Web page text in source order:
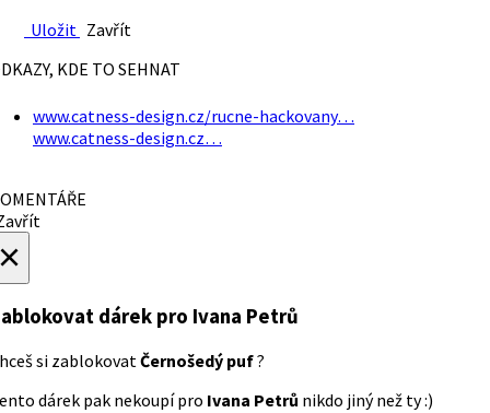
Uložit Zavřít
KDE TO SEHNAT
www.catness-design.cz/rucne-hackovany…
www.catness-design.cz…
dárek pro Ivana Petrů
si zablokovatČernošedý puf?
dárek pak nekoupí pro Ivana Petrů nikdo jiný než ty :)